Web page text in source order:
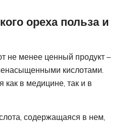
ореха польза и
не менее ценный продукт –
кислотами.
как в медицине, так и в
содержащаяся в нем,